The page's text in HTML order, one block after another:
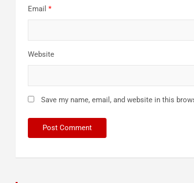
Email *
Website
Save my name, email, and website in this